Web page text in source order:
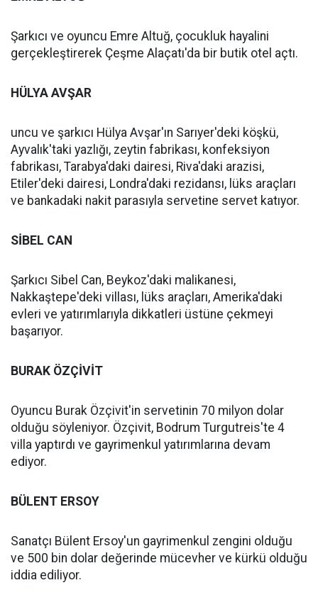
Şarkıcı ve oyuncu Emre Altuğ, çocukluk hayalini
gerçekleştirerek Çeşme Alaçatı'da bir butik otel açtı.
HÜLYA AVŞAR
uncu ve şarkıcı Hülya Avşar'ın Sarıyer'deki köşkü,
Ayvalık'taki yazlığı, zeytin fabrikası, konfeksiyon
fabrikası, Tarabya'daki dairesi, Riva'daki arazisi,
Etiler'deki dairesi, Londra'daki rezidansı, lüks araçları
ve bankadaki nakit parasıyla servetine servet katıyor.
SİBEL CAN
Şarkıcı Sibel Can, Beykoz'daki malikanesi,
Nakkaştepe'deki villası, lüks araçları, Amerika'daki
evleri ve yatırımlarıyla dikkatleri üstüne çekmeyi
başarıyor.
BURAK ÖZÇİVİT
Oyuncu Burak Özçivit'in servetinin 70 milyon dolar
olduğu söyleniyor. Özçivit, Bodrum Turgutreis'te 4
villa yaptırdı ve gayrimenkul yatırımlarına devam
ediyor.
BÜLENT ERSOY
Sanatçı Bülent Ersoy'un gayrimenkul zengini olduğu
ve 500 bin dolar değerinde mücevher ve kürkü olduğu
iddia ediliyor.